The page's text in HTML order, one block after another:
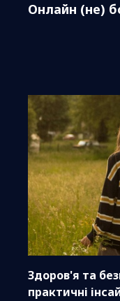
Онлайн (не)
Здоров'я та
практичні